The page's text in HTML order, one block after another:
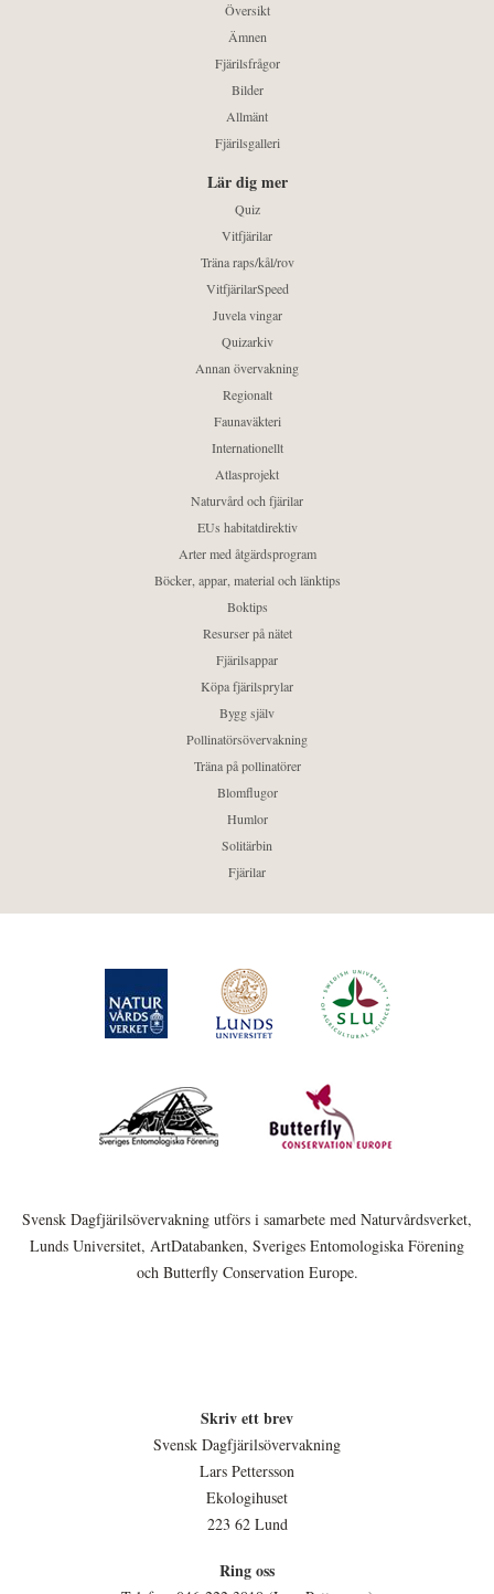
Översikt
Ämnen
Fjärilsfrågor
Bilder
Allmänt
Fjärilsgalleri
Lär dig mer
Quiz
Vitfjärilar
Träna raps/kål/rov
VitfjärilarSpeed
Juvela vingar
Quizarkiv
Annan övervakning
Regionalt
Faunaväkteri
Internationellt
Atlasprojekt
Naturvård och fjärilar
EUs habitatdirektiv
Arter med åtgärdsprogram
Böcker, appar, material och länktips
Boktips
Resurser på nätet
Fjärilsappar
Köpa fjärilsprylar
Bygg själv
Pollinatörsövervakning
Träna på pollinatörer
Blomflugor
Humlor
Solitärbin
Fjärilar
Svensk Dagfjärilsövervakning utförs i samarbete med Naturvårdsverket,
Lunds Universitet, ArtDatabanken, Sveriges Entomologiska Förening
och Butterfly Conservation Europe.
Skriv ett brev
Svensk Dagfjärilsövervakning
Lars Pettersson
Ekologihuset
223 62 Lund
Ring oss